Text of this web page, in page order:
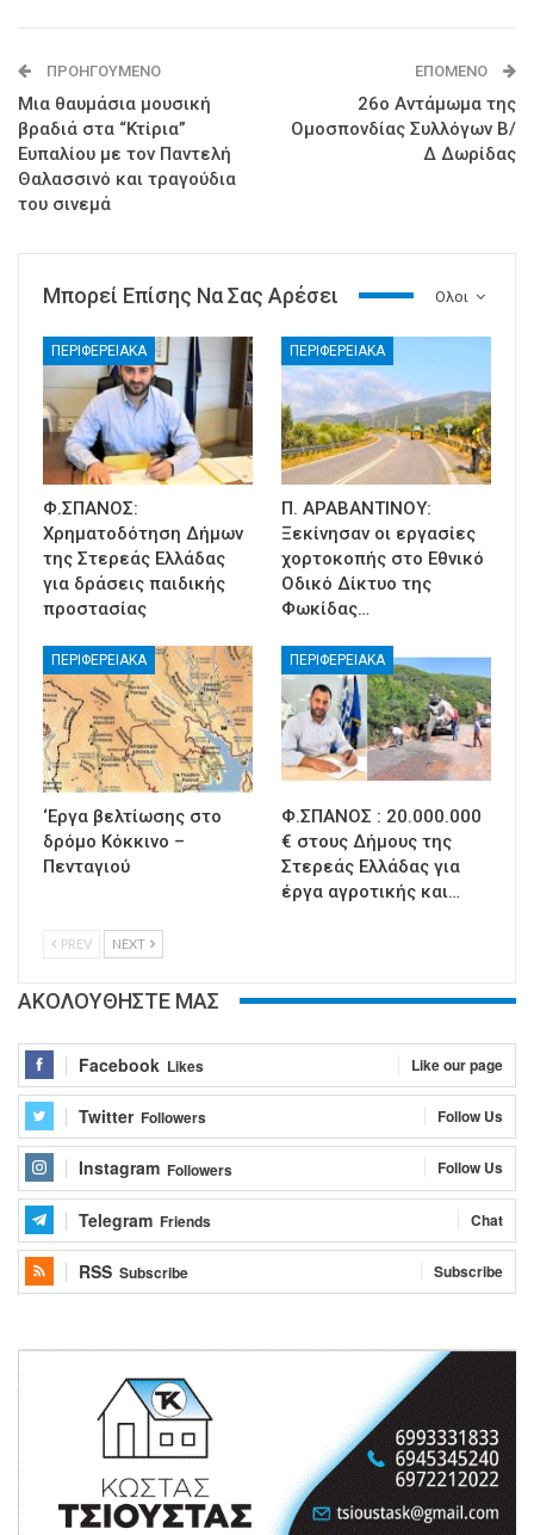
ΠΡΟΗΓΟΎΜΕΝΟ
Μια θαυμάσια μουσική
βραδιά στα “Κτίρια”
Ευπαλίου με τον Παντελή
Θαλασσινό και τραγούδια
του σινεμά
ΕΠΌΜΕΝΟ
26ο Αντάμωμα της
Ομοσπονδίας Συλλόγων Β/
Δ Δωρίδας
Ολοι
Μπορεί Επίσης Να Σας Αρέσει
ΠΕΡΙΦΕΡΕΙΑΚΑ
Φ.ΣΠΑΝΟΣ:
Χρηματοδότηση Δήμων
της Στερεάς Ελλάδας
για δράσεις παιδικής
προστασίας
ΠΕΡΙΦΕΡΕΙΑΚΑ
Π. ΑΡΑΒΑΝΤΙΝΟΥ:
Ξεκίνησαν οι εργασίες
χορτοκοπής στο Εθνικό
Οδικό Δίκτυο της
Φωκίδας…
ΠΕΡΙΦΕΡΕΙΑΚΑ
‘Εργα βελτίωσης στο
δρόμο Κόκκινο –
Πενταγιού
ΠΕΡΙΦΕΡΕΙΑΚΑ
Φ.ΣΠΑΝΟΣ : 20.000.000
€ στους Δήμους της
Στερεάς Ελλάδας για
έργα αγροτικής και…
PREV NEXT
ΑΚΟΛΟΥΘΗΣΤΕ ΜΑΣ
Facebook Likes Like our page
Twitter Followers Follow Us
Instagram Followers Follow Us
Telegram Friends Chat
RSS Subscribe Subscribe